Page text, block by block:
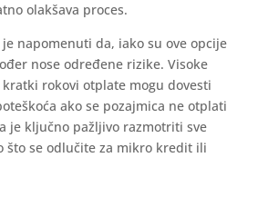
olakšava proces.
napomenuti da, iako su ove opcije
nose određene rizike. Visoke
rokovi otplate mogu dovesti
ako se pozajmica ne otplati
je ključno pažljivo razmotriti sve
što se odlučite za mikro kredit ili